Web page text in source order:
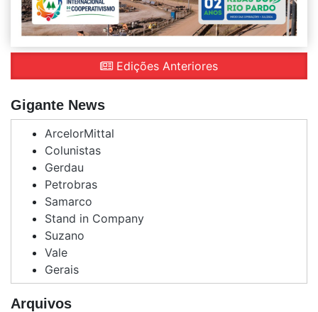
Edições Anteriores
Gigante News
ArcelorMittal
Colunistas
Gerdau
Petrobras
Samarco
Stand in Company
Suzano
Vale
Gerais
Arquivos